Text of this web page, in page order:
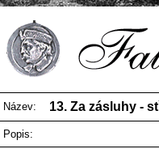
Název: 13. Za zásluhy -
Popis: